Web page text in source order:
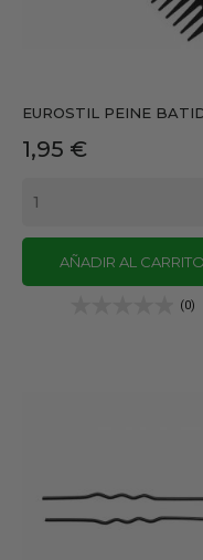
EUROSTIL PEINE
Precio
1,95 €
AÑADIR AL CARRITO
(0)